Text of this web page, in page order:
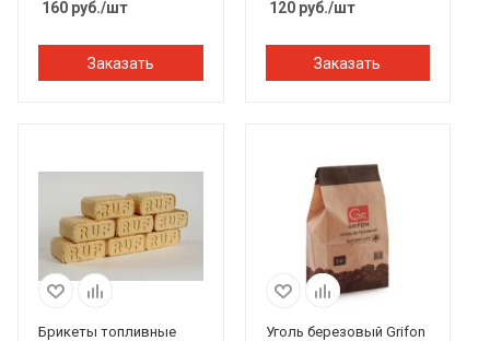
160 руб./шт
Заказать
120руб./шт
Заказать
Брикеты топливные
Уголь березовый Grifon